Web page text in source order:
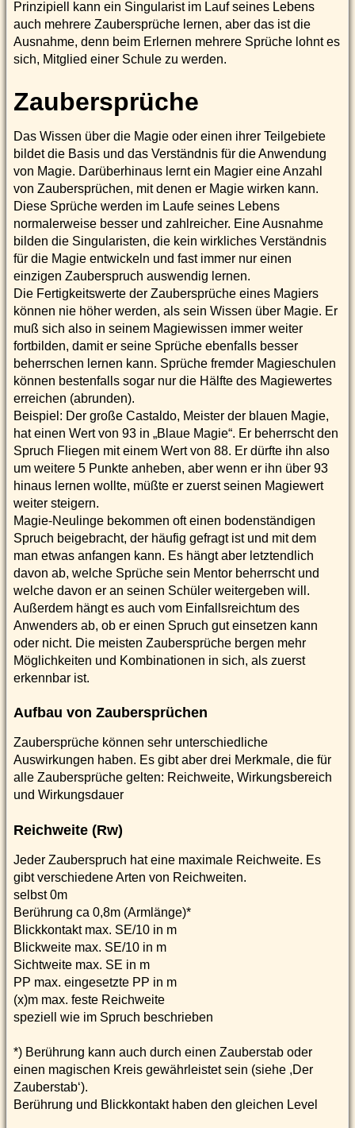
Prinzipiell kann ein Singularist im Lauf seines Lebens
auch mehrere Zaubersprüche lernen, aber das ist die
Ausnahme, denn beim Erlernen mehrere Sprüche lohnt es
sich, Mitglied einer Schule zu werden.
Zaubersprüche
Das Wissen über die Magie oder einen ihrer Teilgebiete
bildet die Basis und das Verständnis für die Anwendung
von Magie. Darüberhinaus lernt ein Magier eine Anzahl
von Zaubersprüchen, mit denen er Magie wirken kann.
Diese Sprüche werden im Laufe seines Lebens
normalerweise besser und zahlreicher. Eine Ausnahme
bilden die Singularisten, die kein wirkliches Verständnis
für die Magie entwickeln und fast immer nur einen
einzigen Zauberspruch auswendig lernen.
Die Fertigkeitswerte der Zaubersprüche eines Magiers
können nie höher werden, als sein Wissen über Magie. Er
muß sich also in seinem Magiewissen immer weiter
fortbilden, damit er seine Sprüche ebenfalls besser
beherrschen lernen kann. Sprüche fremder Magieschulen
können bestenfalls sogar nur die Hälfte des Magiewertes
erreichen (abrunden).
Beispiel: Der große Castaldo, Meister der blauen Magie,
hat einen Wert von 93 in „Blaue Magie“. Er beherrscht den
Spruch Fliegen mit einem Wert von 88. Er dürfte ihn also
um weitere 5 Punkte anheben, aber wenn er ihn über 93
hinaus lernen wollte, müßte er zuerst seinen Magiewert
weiter steigern.
Magie-Neulinge bekommen oft einen bodenständigen
Spruch beigebracht, der häufig gefragt ist und mit dem
man etwas anfangen kann. Es hängt aber letztendlich
davon ab, welche Sprüche sein Mentor beherrscht und
welche davon er an seinen Schüler weitergeben will.
Außerdem hängt es auch vom Einfallsreichtum des
Anwenders ab, ob er einen Spruch gut einsetzen kann
oder nicht. Die meisten Zaubersprüche bergen mehr
Möglichkeiten und Kombinationen in sich, als zuerst
erkennbar ist.
Aufbau von Zaubersprüchen
Zaubersprüche können sehr unterschiedliche
Auswirkungen haben. Es gibt aber drei Merkmale, die für
alle Zaubersprüche gelten: Reichweite, Wirkungsbereich
und Wirkungsdauer
Reichweite (Rw)
Jeder Zauberspruch hat eine maximale Reichweite. Es
gibt verschiedene Arten von Reichweiten.
selbst 0m
Berührung ca 0,8m (Armlänge)*
Blickkontakt max. SE/10 in m
Blickweite max. SE/10 in m
Sichtweite max. SE in m
PP max. eingesetzte PP in m
(x)m max. feste Reichweite
speziell wie im Spruch beschrieben
*) Berührung kann auch durch einen Zauberstab oder
einen magischen Kreis gewährleistet sein (siehe ,Der
Zauberstab‘).
Berührung und Blickkontakt haben den gleichen Level